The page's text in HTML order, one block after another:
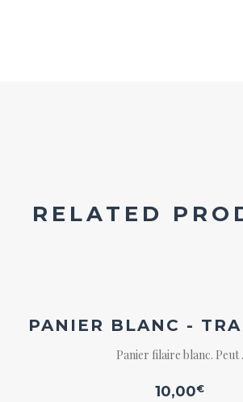
RELATED
PANIER BLANC -
Panier filaire blanc. Peut
10,00€